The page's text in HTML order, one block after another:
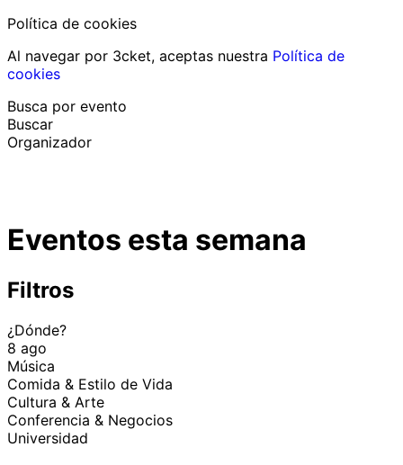
Política de cookies
Al navegar por 3cket, aceptas nuestra Política de
cookies
Busca por evento
Buscar
Organizador
Ayuda al participanteHe perdido mi entrada
Eventos esta semana
Filtros
¿Dónde?
8 ago
Música
Comida & Estilo de Vida
Cultura & Arte
Conferencia & Negocios
Universidad